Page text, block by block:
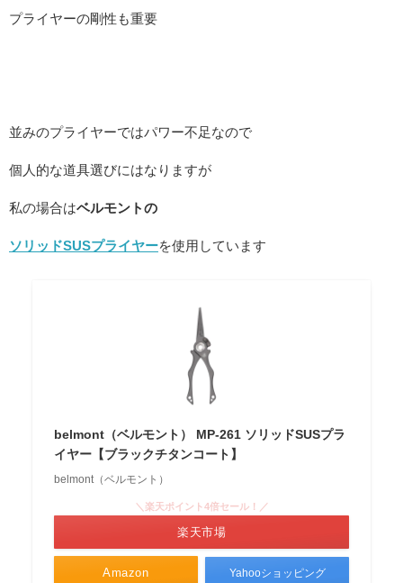
プライヤーの剛性も重要
並みのプライヤーではパワー不足なので
個人的な道具選びにはなりますが
私の場合はベルモントの
ソリッドSUSプライヤーを使用しています
belmont（ベルモント） MP-261 ソリッドSUSプラ
イヤー【ブラックチタンコート】
belmont（ベルモント）
Amazon
＼楽天ポイント4倍セール！／
楽天市場
Yahooショッピング